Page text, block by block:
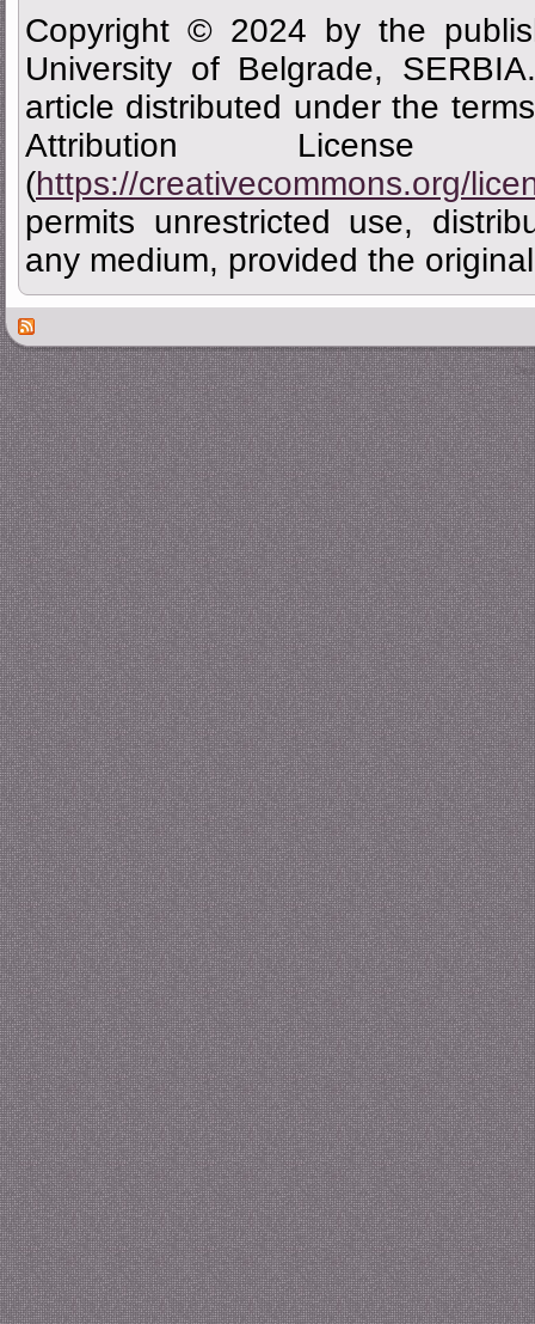
Copyright © 2024 by the
University of Belgrade,
article distributed under the
Attribution
(https://creativecommons.org/
permits unrestricted use,
any medium, provided the